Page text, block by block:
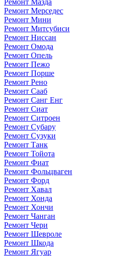
Ремонт Мазда
Ремонт Мерседес
Ремонт Мини
Ремонт Митсубиси
Ремонт Ниссан
Ремонт Омода
Ремонт Опель
Ремонт Пежо
Ремонт Порше
Ремонт Рено
Ремонт Сааб
Ремонт Санг Енг
Ремонт Сиат
Ремонт Ситроен
Ремонт Субару
Ремонт Сузуки
Ремонт Танк
Ремонт Тойота
Ремонт Фиат
Ремонт Фольцваген
Ремонт Форд
Ремонт Хавал
Ремонт Хонда
Ремонт Хончи
Ремонт Чанган
Ремонт Чери
Ремонт Шевроле
Ремонт Шкода
Ремонт Ягуар